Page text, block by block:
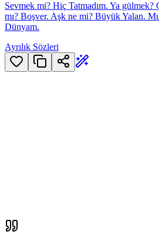
Sevmek mi? Hiç Tatmadım. Ya gülmek?
mı? Boşver. Aşk ne mi? Büyük Yalan.
Dünyam.
Ayrılık Sözleri